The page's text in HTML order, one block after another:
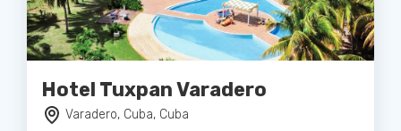
Hotel Tuxpan Varadero
Varadero, Cuba, Cuba